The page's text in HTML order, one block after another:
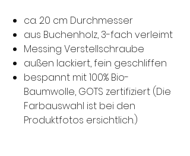
ca. 20 cm Durchmesser
aus Buchenholz, 3-fach verleimt
Messing Verstellschraube
außen lackiert, fein geschliffen
bespannt mit 100% Bio-
Baumwolle, GOTS zertifiziert (Die
Farbauswahl ist bei den
Produktfotos ersichtlich.)